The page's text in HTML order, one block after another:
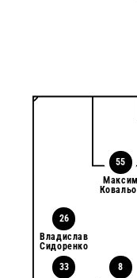
55
Максим
26
Владислав
Сидоренко
33
8